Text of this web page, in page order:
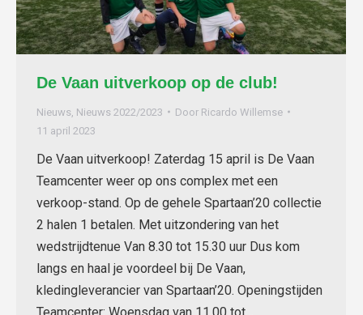
De Vaan uitverkoop op de club!
Nieuws Nieuws 2022/2023 Door Ricardo Willemse
11 april 2023
De Vaan uitverkoop! Zaterdag 15 april is De Vaan
Teamcenter weer op ons complex met een
verkoop-stand. Op de gehele Spartaan’20 collectie
2 halen 1 betalen. Met uitzondering van het
wedstrijdtenue Van 8.30 tot 15.30 uur Dus kom
langs en haal je voordeel bij De Vaan,
kledingleverancier van Spartaan’20. Openingstijden